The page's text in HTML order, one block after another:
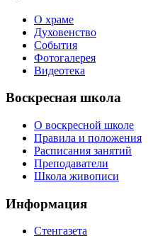
О храме
Духовенство
События
Фотогалерея
Видеотека
Воскресная школа
О воскресной школе
Правила и положения
Расписания занятий
Преподаватели
Школа живописи
Информация
Стенгазета